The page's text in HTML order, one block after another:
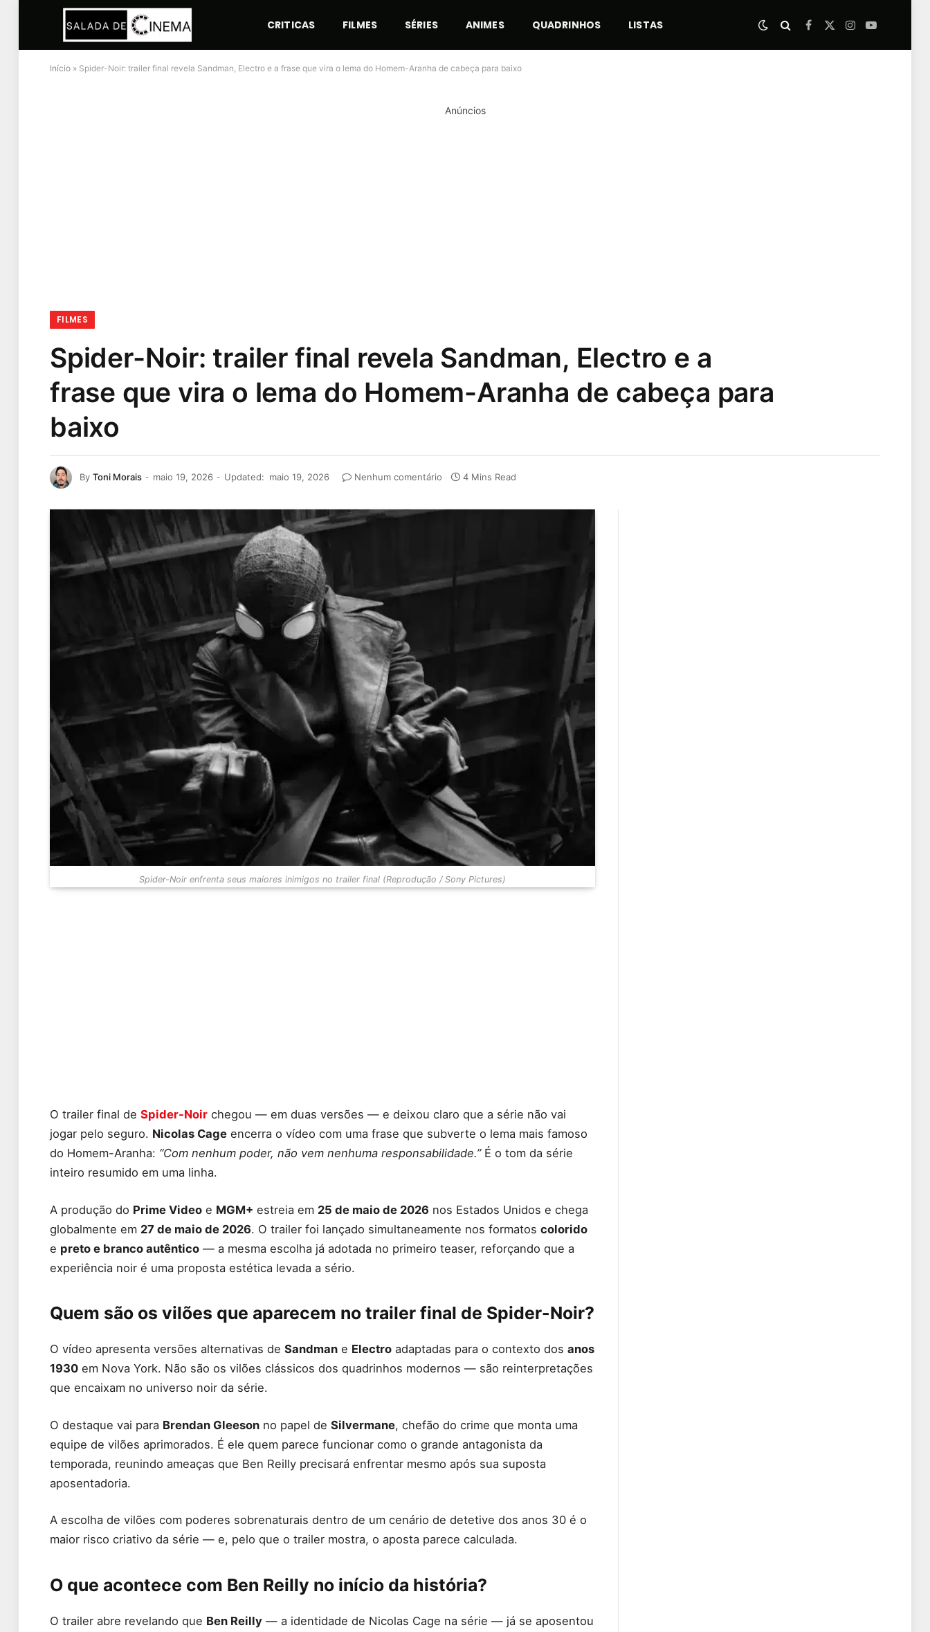
CRITICAS FILMES SÉRIES ANIMES QUADRINHOS LISTAS Facebook
X
Instagram
YouTube
Início » Spider-Noir: trailer final revela Sandman, Electro e a frase que vira o lema do Homem-Aranha de cabeça para baixo
Anúncios
FILMES
Spider-Noir: trailer final revela Sandman, Electro e a
frase que vira o lema do Homem-Aranha de cabeça para
baixo
By Toni Morais maio 19, 2026 Updated: maio 19, 2026 Nenhum comentário 4 Mins Read
Spider-Noir enfrenta seus maiores inimigos no trailer final (Reprodução / Sony Pictures)
O trailer final de Spider-Noir chegou — em duas versões — e deixou claro que a série não vai
jogar pelo seguro. Nicolas Cage encerra o vídeo com uma frase que subverte o lema mais famoso
do Homem-Aranha: “Com nenhum poder, não vem nenhuma responsabilidade.”É o tom da série
inteiro resumido em uma linha.
A produção do Prime Video e MGM+ estreia em 25 de maio de 2026 nos Estados Unidos e chega
globalmente em 27 de maio de 2026. O trailer foi lançado simultaneamente nos formatos colorido
e preto e branco autêntico — a mesma escolha já adotada no primeiro teaser, reforçando que a
experiência noir é uma proposta estética levada a sério.
Quem são os vilões que aparecem no trailer final de Spider-Noir?
O vídeo apresenta versões alternativas de Sandman e Electro adaptadas para o contexto dos anos
1930 em Nova York. Não são os vilões clássicos dos quadrinhos modernos — são reinterpretações
que encaixam no universo noir da série.
O destaque vai para Brendan Gleeson no papel de Silvermane, chefão do crime que monta uma
equipe de vilões aprimorados. É ele quem parece funcionar como o grande antagonista da
temporada, reunindo ameaças que Ben Reilly precisará enfrentar mesmo após sua suposta
aposentadoria.
A escolha de vilões com poderes sobrenaturais dentro de um cenário de detetive dos anos 30 é o
maior risco criativo da série — e, pelo que o trailer mostra, o aposta parece calculada.
O que acontece com Ben Reilly no início da história?
O trailer abre revelando que Ben Reilly — a identidade de Nicolas Cage na série — já se aposentou